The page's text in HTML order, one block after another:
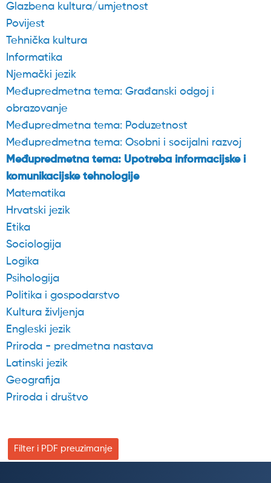
Glazbena kultura/umjetnost
Povijest
Tehnička kultura
Informatika
Njemački jezik
Međupredmetna tema: Građanski odgoj i
obrazovanje
Međupredmetna tema: Poduzetnost
Međupredmetna tema: Osobni i socijalni razvoj
Međupredmetna tema: Upotreba informacijske i
komunikacijske tehnologije
Matematika
Hrvatski jezik
Etika
Sociologija
Logika
Psihologija
Politika i gospodarstvo
Kultura življenja
Engleski jezik
Priroda - predmetna nastava
Latinski jezik
Geografija
Priroda i društvo
Filter i PDF preuzimanje